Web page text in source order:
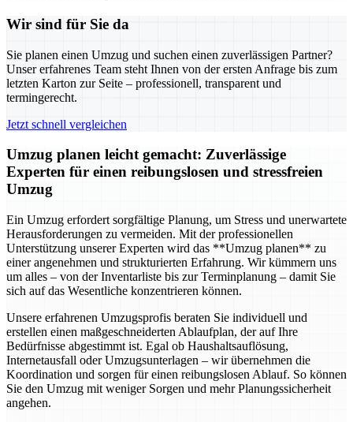
Wir sind für Sie da
Sie planen einen Umzug und suchen einen zuverlässigen Partner?
Unser erfahrenes Team steht Ihnen von der ersten Anfrage bis zum
letzten Karton zur Seite – professionell, transparent und
termingerecht.
Jetzt schnell vergleichen
Umzug planen leicht gemacht: Zuverlässige
Experten für einen reibungslosen und stressfreien
Umzug
Ein Umzug erfordert sorgfältige Planung, um Stress und unerwartete
Herausforderungen zu vermeiden. Mit der professionellen
Unterstützung unserer Experten wird das **Umzug planen** zu
einer angenehmen und strukturierten Erfahrung. Wir kümmern uns
um alles – von der Inventarliste bis zur Terminplanung – damit Sie
sich auf das Wesentliche konzentrieren können.
Unsere erfahrenen Umzugsprofis beraten Sie individuell und
erstellen einen maßgeschneiderten Ablaufplan, der auf Ihre
Bedürfnisse abgestimmt ist. Egal ob Haushaltsauflösung,
Internetausfall oder Umzugsunterlagen – wir übernehmen die
Koordination und sorgen für einen reibungslosen Ablauf. So können
Sie den Umzug mit weniger Sorgen und mehr Planungssicherheit
angehen.